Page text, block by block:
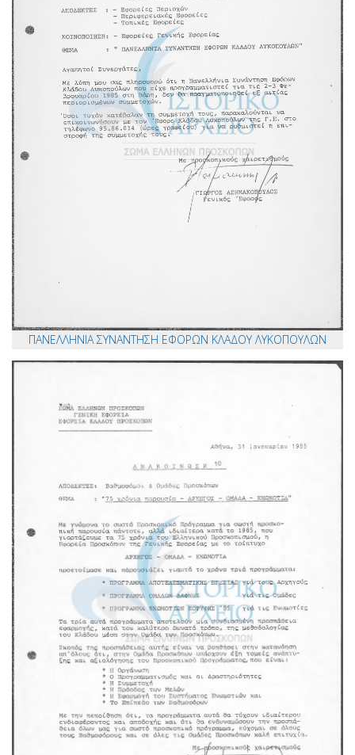
ΠΑΝΕΛΛΗΝΙΑ ΣΥΝΑΝΤΗΣΗ ΕΦΟΡΩΝ ΚΛΑΔΟΥ ΛΥΚΟΠΟΥΛΩΝ